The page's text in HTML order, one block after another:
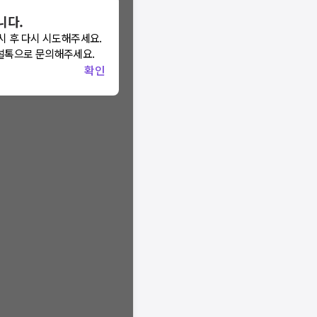
다.
두닥 채널톡
다.
후 다시 시도해주세요.
으로 문의해주세요.
확인